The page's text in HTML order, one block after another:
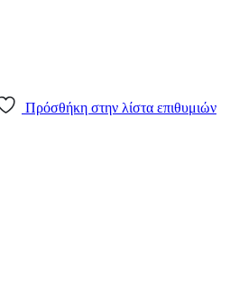
Πρόσθήκη στην λίστα επιθυμιών